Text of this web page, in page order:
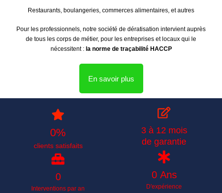
Restaurants, boulangeries, commerces alimentaires, et autres
Pour les professionnels, notre société de dératisation intervient auprès
de tous les corps de métier, pour les entreprises et locaux qui le
nécessitent : la norme de traçabilité HACCP
En savoir plus
clients satisfaits
0%
Interventions par an
0
3 à 12 mois
de garantie
D'expérience
0 Ans